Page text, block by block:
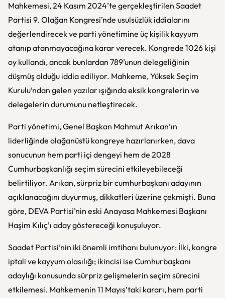
Mahkemesi, 24 Kasım 2024’te gerçekleştirilen Saadet
Partisi 9. Olağan Kongresi’nde usulsüzlük iddialarını
değerlendirecek ve parti yönetimine üç kişilik kayyum
atanıp atanmayacağına karar verecek. Kongrede 1026 kişi
oy kullandı, ancak bunlardan 789’unun delegeliğinin
düşmüş olduğu iddia ediliyor. Mahkeme, Yüksek Seçim
Kurulu’ndan gelen yazılar ışığında eksik kongrelerin ve
delegelerin durumunu netleştirecek.
Parti yönetimi, Genel Başkan Mahmut Arıkan’ın
liderliğinde olağanüstü kongreye hazırlanırken, dava
sonucunun hem parti içi dengeyi hem de 2028
Cumhurbaşkanlığı seçim sürecini etkileyebileceği
belirtiliyor. Arıkan, sürpriz bir cumhurbaşkanı adayının
açıklanacağını duyurmuş, dikkatleri üzerine çekmişti. Buna
göre, DEVA Partisi’nin eski Anayasa Mahkemesi Başkanı
Haşim Kılıç’ı aday göstereceği konuşuluyor.
Saadet Partisi’nin iki önemli imtihanı bulunuyor: İlki, kongre
iptali ve kayyum olasılığı; ikincisi ise Cumhurbaşkanı
adaylığı konusunda sürpriz gelişmelerin seçim sürecini
etkilemesi. Mahkemenin 11 Mayıs’taki kararı, hem parti